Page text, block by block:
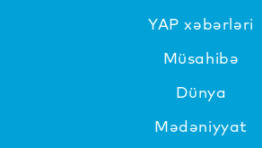
YAP xəbərləri
Müsahibə
Dünya
Mədəniyyat